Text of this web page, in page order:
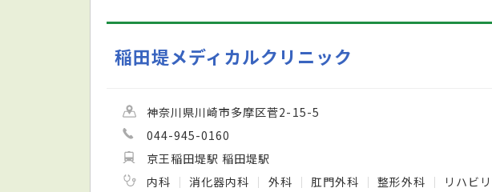
稲田堤メディカルクリニック
神奈川県川崎市多摩区菅2-15-5
044-945-0160
京王稲田堤駅 稲田堤駅
内科
消化器内科 外科 肛門外科 整形外科 リハビ